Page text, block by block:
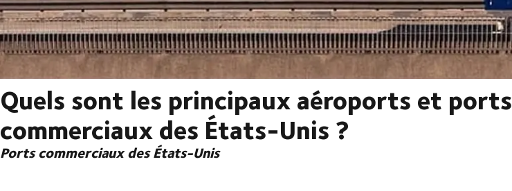
Quels sont les principaux aéroports et ports
commerciaux des États-Unis ?
Ports commerciaux des États-Unis